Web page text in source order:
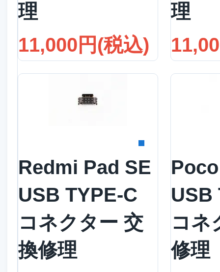
理
11,000円(税込)
理
Redmi Pad SE
USB TYPE-C
コネクター 交
換修理
USB
コネ
修理